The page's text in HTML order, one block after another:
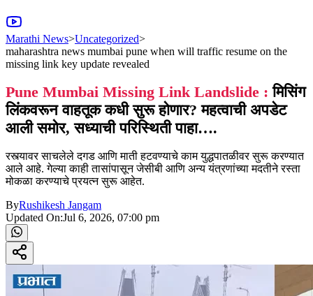
Marathi News>Uncategorized>
maharashtra news mumbai pune when will traffic resume on the
missing link key update revealed
Pune Mumbai Missing Link Landslide : मिसिंग
लिंकवरून वाहतूक कधी सुरू होणार? महत्वाची अपडेट
आली समोर, सध्याची परिस्थिती पाहा….
रस्त्यावर साचलेले दगड आणि माती हटवण्याचे काम युद्धपातळीवर सुरू करण्यात
आले आहे. गेल्या काही तासांपासून जेसीबी आणि अन्य यंत्रणांच्या मदतीने रस्ता
मोकळा करण्याचे प्रयत्न सुरू आहेत.
ByRushikesh Jangam
Updated On:Jul 6, 2026, 07:00 pm